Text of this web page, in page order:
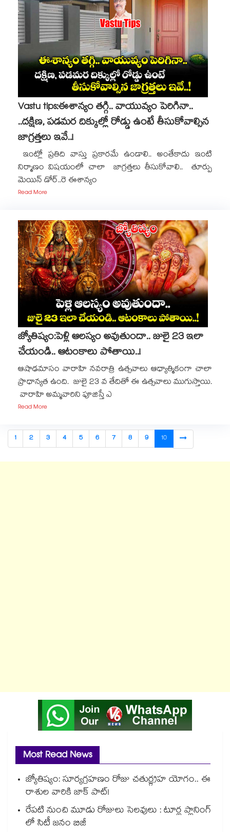
Vastu tips:ఈశాన్యం తగ్గి.. వాయువ్యం పెరిగినా..
..దక్షిణ, పడమర దిక్కుల్లో రోడ్డు ఉంటే తీసుకోవాల్సిన
జాగ్రత్తలు ఇవే..!
ఇంట్లో ప్రతిది వాస్తు ప్రకారమే ఉండాలి.. అంతేకాదు ఇంటి
నిర్మాణం విషయంలో చాలా జాగ్రత్తలు తీసుకోవాలి.. తూర్పు
మెయిన్​ డోర్​..రె ఈశాన్యం
Read More
జ్యోతిష్యం:పెళ్లి ఆలస్యం అవుతుందా.. జులై 23 ఇలా
చేయండి.. ఆటంకాలు పోతాయి..!
ఆషాఢమాసం వారాహి నవరాత్రి ఉత్సవాలు ఆధ్యాత్మికంగా చాలా
ప్రాధాన్యత ఉంది. జులై 23 వ తేదితో ఈ ఉత్సవాలు ముగుస్తాయి.
వారాహి అమ్మవారిని పూజిస్తే ఎ
Read More
1 2 3 4 5 6 7 8 9 10
Most Read News
జ్యోతిష్యం: సూర్యగ్రహణం రోజు చతుర్గ్రహ యోగం.. ఈ
రాశుల వారికి జాక్ పాట్!
రేపటి నుంచి మూడు రోజులు సెలవులు : టూర్ల ప్లానింగ్
లో సిటీ జనం బిజీ